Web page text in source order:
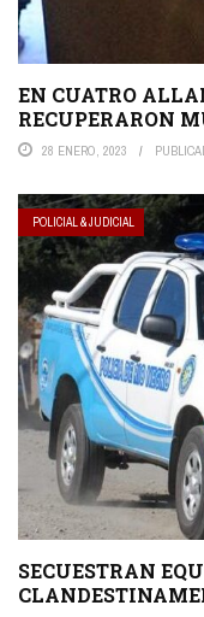
EN CUATRO
RECUPERARON
28 ENERO, 2023
POLICIAL & JUDICIAL
SECUESTRAN